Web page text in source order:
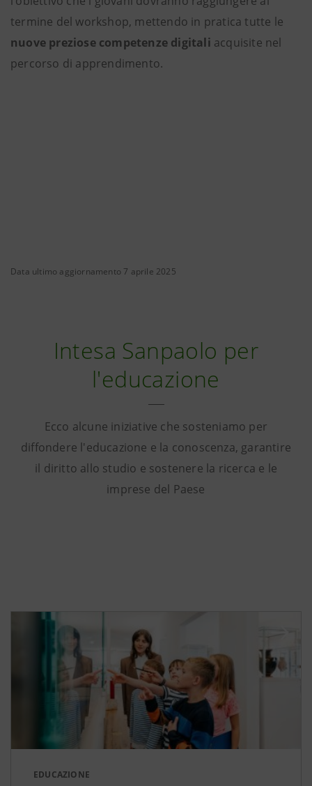
termine del workshop, mettendo in pratica tutte le
nuove preziose competenze digitali acquisite nel
percorso di apprendimento.
Data ultimo aggiornamento 7 aprile 2025
Intesa Sanpaolo per
l'educazione
Ecco alcune iniziative che sosteniamo per
diffondere l'educazione e la conoscenza, garantire
il diritto allo studio e sostenere la ricerca e le
imprese del Paese
EDUCAZIONE